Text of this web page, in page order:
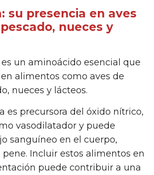
su presencia en aves
nueces y
un aminoácido esencial que
alimentos como aves de
nueces y lácteos.
es precursora del óxido nítrico,
vasodilatador y puede
sanguíneo en el cuerpo,
Incluir estos alimentos en
puede contribuir a una